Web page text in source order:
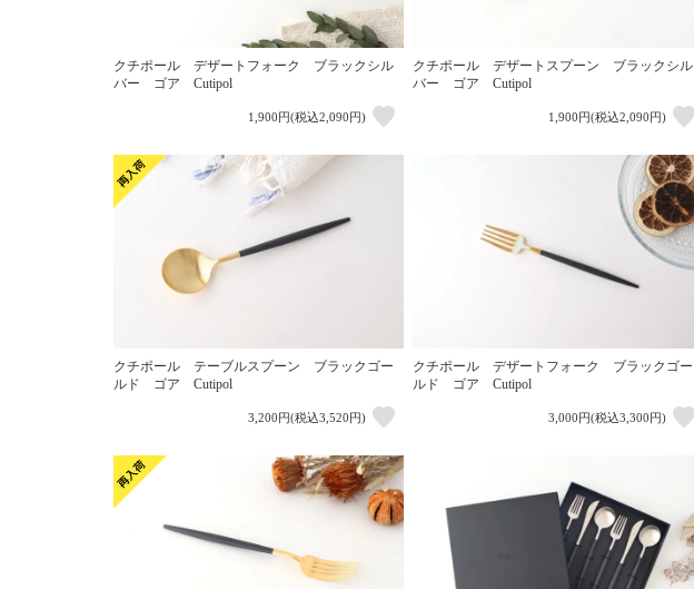
クチポール デザートフォーク ブラックシル
バー ゴア Cutipol
1,900円(税込2,090円)
クチポール デザートスプーン ブラックシル
バー ゴア Cutipol
1,900円(税込2,090円)
クチポール テーブルスプーン ブラックゴー
ルド ゴア Cutipol
3,200円(税込3,520円)
クチポール デザートフォーク ブラックゴー
ルド ゴア Cutipol
3,000円(税込3,300円)